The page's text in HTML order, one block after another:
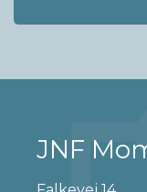
JNF